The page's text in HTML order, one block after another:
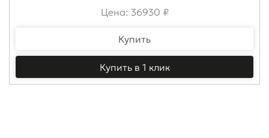
Цена: 36930 ₽
Купить
Купить в 1 клик